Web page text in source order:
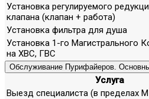
Установка регулируемого
клапана (клапан + работа)
Установка фильтра для душа
Установка 1-го Магистрального
на ХВС, ГВС
Обслуживание Пурифайеров.
Услуга
Выезд специалиста (в пределах